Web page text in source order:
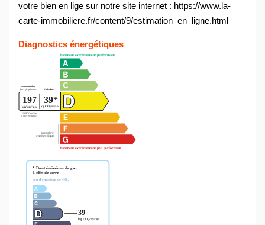
votre bien en lige sur notre site internet : https://www.la-
carte-immobiliere.fr/content/9/estimation_en_ligne.html
Diagnostics énergétiques